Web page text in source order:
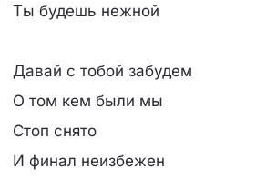
Ты будешь нежной
Давай с тобой забудем
О том кем были мы
Стоп снято
И финал неизбежен